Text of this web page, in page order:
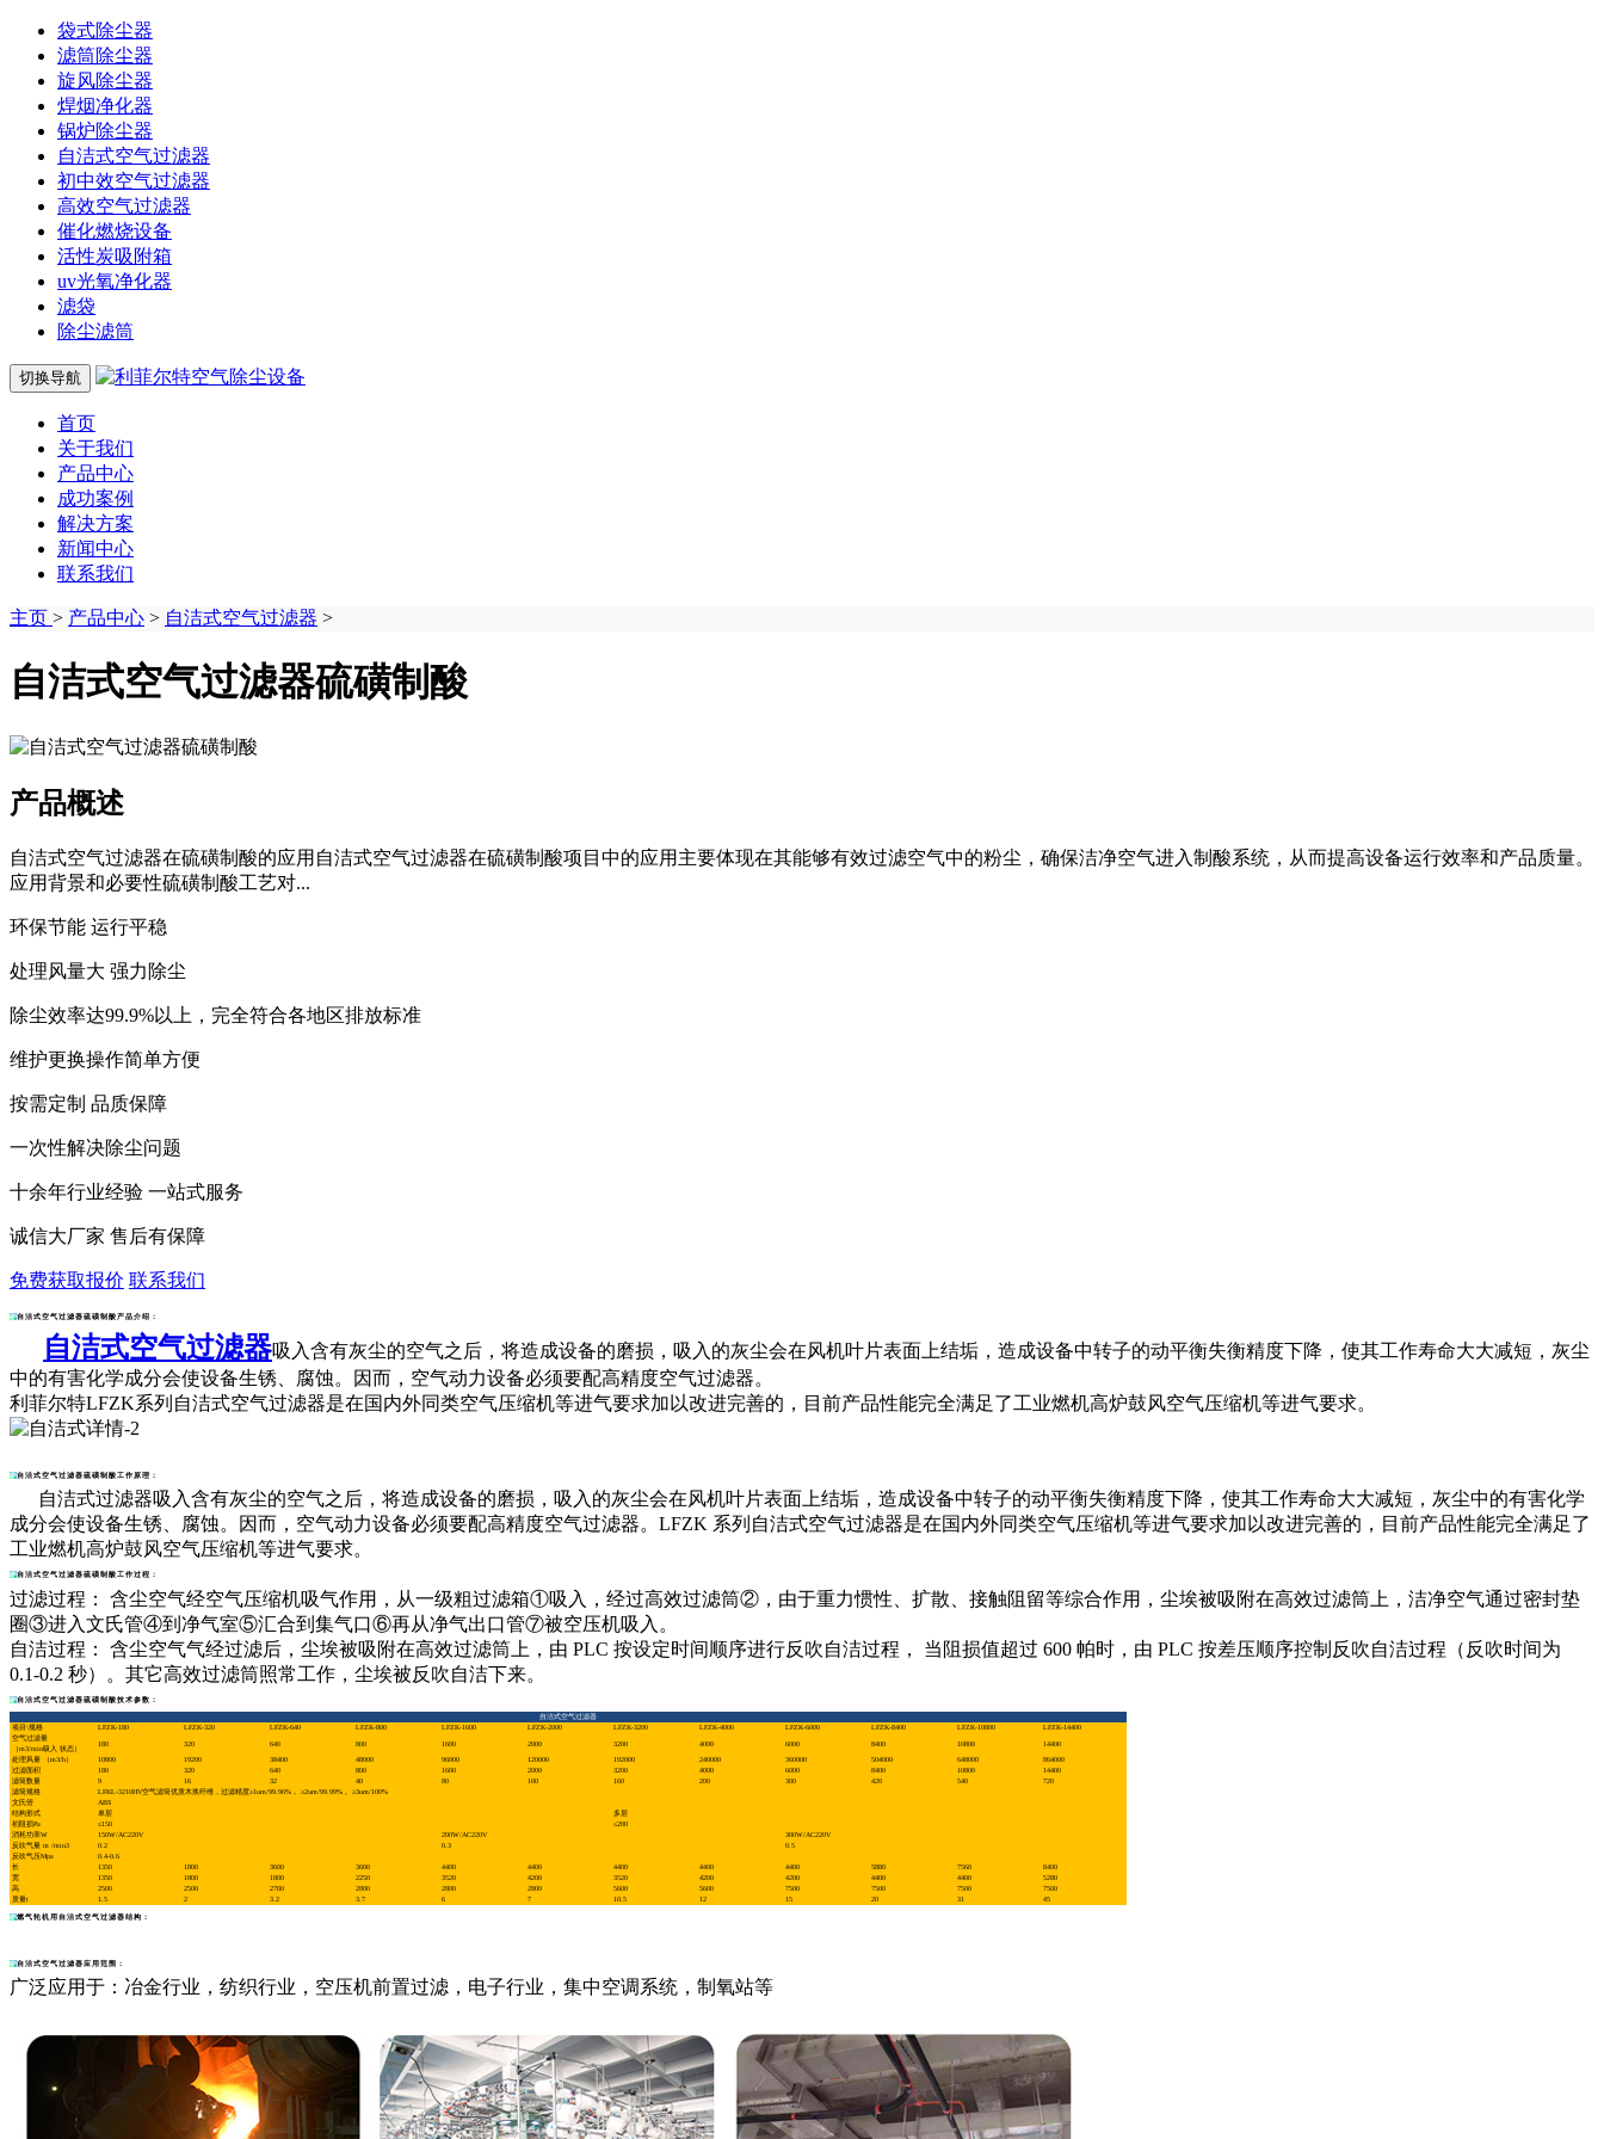
袋式除尘器
滤筒除尘器
旋风除尘器
焊烟净化器
锅炉除尘器
自洁式空气过滤器
初中效空气过滤器
高效空气过滤器
催化燃烧设备
活性炭吸附箱
uv光氧净化器
滤袋
除尘滤筒
切换导航
首页
关于我们
产品中心
成功案例
解决方案
新闻中心
联系我们
主页 > 产品中心 > 自洁式空气过滤器 >
自洁式空气过滤器硫磺制酸
产品概述
自洁式空气过滤器在硫磺制酸的应用‌自洁式空气过滤器在硫磺制酸项目中的应用‌主要体现在其能够有效过滤空气中的粉尘，确保洁净空气进入制酸系统，从而提高设备运行效率和产品质量。
应用背景和必要性硫磺制酸工艺对...
环保节能 运行平稳
处理风量大 强力除尘
除尘效率达99.9%以上，完全符合各地区排放标准
维护更换操作简单方便
按需定制 品质保障
一次性解决除尘问题
十余年行业经验 一站式服务
诚信大厂家 售后有保障
免费获取报价 联系我们
自洁式空气过滤器硫磺制酸产品介绍：
自洁式空气过滤器吸入含有灰尘的空气之后，将造成设备的磨损，吸入的灰尘会在风机叶片表面上结垢，造成设备中转子的动平衡失衡精度下降，使其工作寿命大大减短，灰尘
中的有害化学成分会使设备生锈、腐蚀。因而，空气动力设备必须要配高精度空气过滤器。
利菲尔特LFZK系列 自洁式空气过滤器是在国内外同类空气压缩机等进气要求加以改进完善的，目前产品性能完全满足了工业燃机高炉鼓风空气压缩机等进气要求。
自洁式空气过滤器硫磺制酸工作原理：
自洁式过滤器吸入含有灰尘的空气之后，将造成设备的磨损，吸入的灰尘会在风机叶片表面上结垢，造成设备中转子的动平衡失衡精度下降，使其工作寿命大大减短，灰尘中的有害化学
成分会使设备生锈、腐蚀。因而，空气动力设备必须要配高精度空气过滤器。LFZK 系列自洁式空气过滤器是在国内外同类空气压缩机等进气要求加以改进完善的，目前产品性能完全满足了
工业燃机高炉鼓风空气压缩机等进气要求。
自洁式空气过滤器硫磺制酸工作过程：
过滤过程： 含尘空气经空气压缩机吸气作用，从一级粗过滤箱①吸入，经过高效过滤筒②，由于重力惯性、扩散、接触阻留等综合作用，尘埃被吸附在高效过滤筒上，洁净空气通过密封垫
圈③进入文氏管④到净气室⑤汇合到集气口⑥再从净气出口管⑦被空压机吸入。
自洁过程： 含尘空气气经过滤后，尘埃被吸附在高效过滤筒上，由 PLC 按设定时间顺序进行反吹自洁过程， 当阻损值超过 600 帕时，由 PLC 按差压顺序控制反吹自洁过程（反吹时间为
0.1-0.2 秒）。其它高效过滤筒照常工作，尘埃被反吹自洁下来。
自洁式空气过滤器硫磺制酸技术参数：
自洁式空气过滤器
项目\规格
LFZK-180 LFZK-320 LFZK-640 LFZK-800 LFZK-1600 LFZK-2000 LFZK-3200 LFZK-4000 LFZK-6000 LFZK-8400 LFZK-10800
LFZK-14400
空气过滤量
180
320 640 800 1600 2000 3200 4000 6000 8400 10800 14400
（m3/min吸入 状态）
处理风量 （m3/h）
10800 19200 38400 48000 96000 120000 192000 240000 360000 504000 648000
864000
过滤面积
180 320 640 800 1600 2000 3200 4000 6000 8400 10800
14400
滤筒数量
9 16 32 40 80 100 160 200 300 420 540
720
滤筒规格
LFKL-3210HV空气滤筒优质木浆纤维，过滤精度≥1um/99.96%， ≥2um/99.99%， ≥3um/100%
文氏管
ABS
结构形式
单层
多层
初阻损Pa
≤150
≤200
消耗功率W
150W/AC220V 200W/AC220V
300W/AC220V
反吹气量 m /min3
0.2 0.3
0.5
反吹气压Mpa
0.4-0.6
长
1350 1800 3600 3600 4400 4400 4400 4400 4400 5880 7560
8400
宽
1350 1800 1800 2250 3520 4200 3520 4200 4200 4400 4400
5280
高
2500 2500 2700 2800 2800 2800 5600 5600 7500 7500 7500
7500
质量t
1.5 2 3.2 3.7 6 7 10.5 12 15 20 31 45
燃气轮机用自洁式空气过滤器结构：
自洁式空气过滤器应用范围：
广泛应用于：冶金行业，纺织行业，空压机前置过滤，电子行业，集中空调系统，制氧站等